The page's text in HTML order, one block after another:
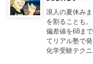
浪人の夏休み
を割ることも
偏差値を68ま
てリアル塾で
化学受験テク